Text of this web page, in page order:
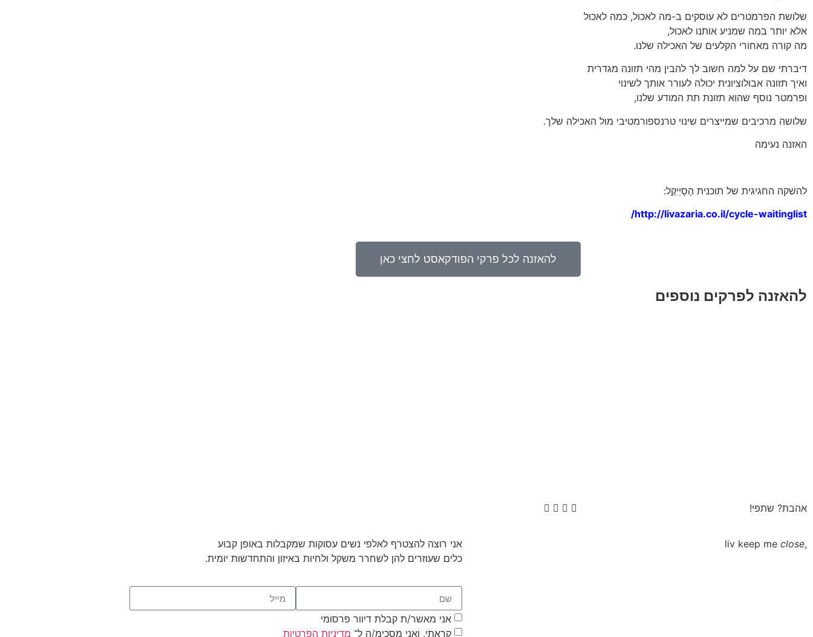
שלושת הפרמטרים לא עוסקים ב-מה לאכול, כמה לאכול
אלא יותר במה שמניע אותנו לאכול,
מה קורה מאחורי הקלעים של האכילה שלנו.
דיברתי שם על למה חשוב לך להבין מהי תזונה מגדרית
ואיך תזונה אבולוציונית יכולה לעורר אותך לשינוי
ופרמטר נוסף שהוא תזונת תת המודע שלנו,
שלושה מרכיבים שמייצרים שינוי טרנספורמטיבי מול האכילה שלך.
האזנה נעימה
להשקה החגיגית של תוכנית הָסָיְיקֶל:
http://livazaria.co.il/cycle-waitinglist/
להאזנה לכל פרקי הפודקאסט לחצי כאן
להאזנה לפרקים נוספים
אהבת? שתפי!
,liv keep me
close
אני רוצה להצטרף לאלפי נשים עסוקות שמקבלות באופן קבוע
כלים שעוזרים להן לשחרר משקל ולחיות באיזון והתחדשות יומית.
אני מאשר/ת קבלת דיוור פרסומי
קראתי, ואני מסכימ/ה ל־ מדיניות הפרטיות